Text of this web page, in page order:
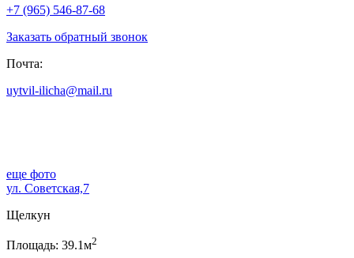
+7 (965) 546-87-68
Заказать обратный звонок
Почта:
uytvil-ilicha@mail.ru
еще фото
ул. Советская,7
Щелкун
Площадь: 39.1м2